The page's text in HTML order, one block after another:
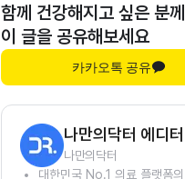
함께 건강해지고 싶은 분께
이 글을 공유해보세요
카카오톡 공유
나만의닥터 에디터
나만의닥터
대한민국 No.1 의료 플랫폼